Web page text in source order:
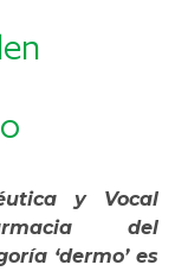
y Vocal
del
‘dermo’ es